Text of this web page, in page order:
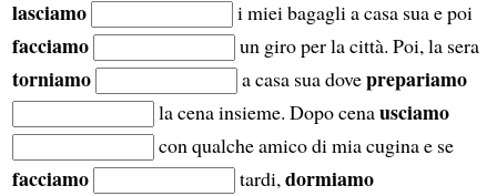
lasciamo i miei bagagli a casa sua e poi
facciamo un giro per la città. Poi, la sera
torniamo a casa sua doveprepariamo
la cena insieme. Dopo cenausciamo
con qualche amico di mia cugina e se
facciamo tardi, dormiamo